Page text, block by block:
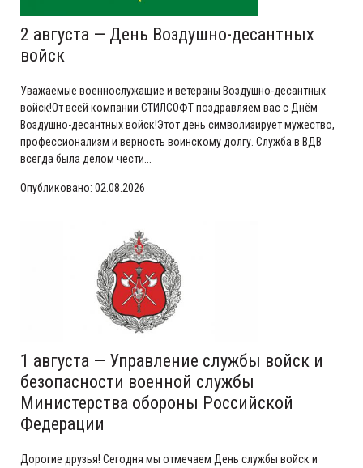
2 августа — День Воздушно-десантных
войск
Уважаемые военнослужащие и ветераны Воздушно-десантных
войск!От всей компании СТИЛСОФТ поздравляем вас с Днём
Воздушно-десантных войск!Этот день символизирует мужество,
профессионализм и верность воинскому долгу. Служба в ВДВ
всегда была делом чести...
Опубликовано: 02.08.2026
1 августа — Управление службы войск и
безопасности военной службы
Министерства обороны Российской
Федерации
Дорогие друзья! Сегодня мы отмечаем День службы войск и